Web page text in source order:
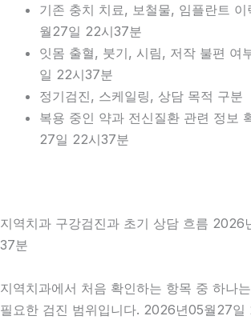
기존 충치 치료, 보철물, 임플란트
월27일 22시37분
잇몸 출혈, 붓기, 시림, 저작 불편 여
일 22시37분
정기검진, 스케일링, 상담 목적 구분
복용 중인 약과 전신질환 관련 정보
27일 22시37분
지역치과 구강검진과 초기 상담 흐름 2026
37분
지역치과에서 처음 확인하는 항목 중 하나
필요한 검진 범위입니다. 2026년05월27일